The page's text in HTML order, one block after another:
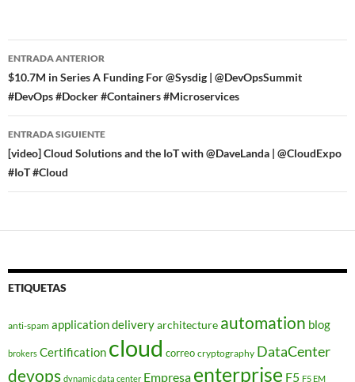
Navegador
de
entradas
ENTRADA ANTERIOR
$10.7M in Series A Funding For @Sysdig | @DevOpsSummit
#DevOps #Docker #Containers #Microservices
ENTRADA SIGUIENTE
[video] Cloud Solutions and the IoT with @DaveLanda | @CloudExpo
#IoT #Cloud
ETIQUETAS
anti-spam application deliveryarchitecture automation blog
brokers Certification cloud correo cryptography DataCenter
devops dynamic data center Empresa enterprise F5 F5 EM